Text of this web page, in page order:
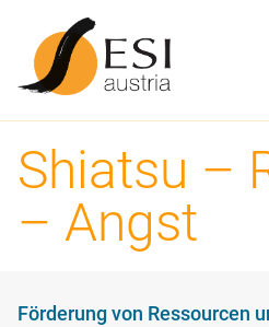
Shiatsu –
– Angst
Förderung von Ressourcen
Kursstufen
Stufe 1
Stufe 3
Stufe 5
Grundwissen
Tutorien
Prüfungstermine
Informationen
Shiatsu Ausbildung in Österreich
Info-Abende
Geschichte
Tätigkeitsfelder
Die Schule
ESI Austria
ESI Austria Team
Downloads
ESI Praktiker:innen